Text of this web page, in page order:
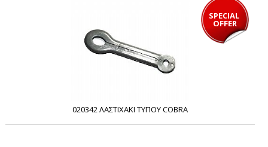
SPECIAL
OFFER
020342 ΛΑΣΤΙΧΑΚΙ ΤΥΠΟΥ COBRA